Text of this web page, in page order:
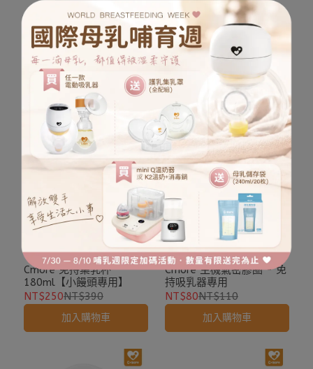
Cmore 免持配件包
28mm【小饅頭專用】(預
購*預計8/20後出貨)
NT$950 NT$1,440
加入購物車
Cmore 免持喇叭罩
28mm【小饅頭專用】(預
購* 預計8/20後出貨)
NT$450 NT$590
加入購物車
Cmore 免持集乳杯
180ml【小饅頭專用】
NT$250NT$390
加入購物車
Cmore 主機氣密膠圈 - 免
持吸乳器專用
NT$80NT$110
加入購物車